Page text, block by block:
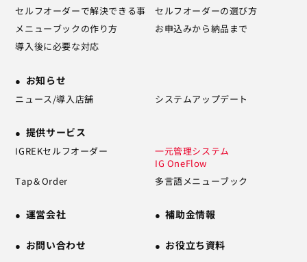
セルフオーダーで解決できる事
セルフオーダーの選び方
メニューブックの作り方
お申込みから納品まで
導入後に必要な対応
お知らせ
ニュース/導入店舗 システムアップデート
提供サービス
IGREKセルフオーダー
一元管理システム
IG OneFlow
Tap＆Order
多言語メニューブック
運営会社 補助金情報
お問い合わせ お役立ち資料